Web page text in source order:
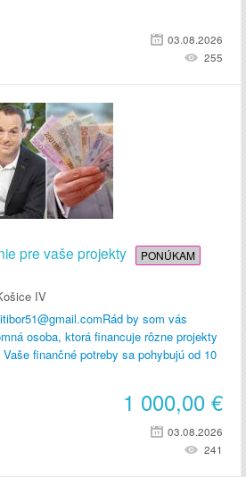
03.08.2026
255
pre vaše projekty PONÚKAM
IV
by som vás
osoba, ktorá financuje rôzne projekty
finančné potreby sa pohybujú od 10
1 000,00 €
03.08.2026
241